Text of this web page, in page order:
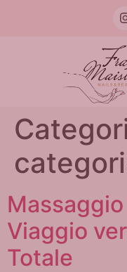
Viaggio
Totale